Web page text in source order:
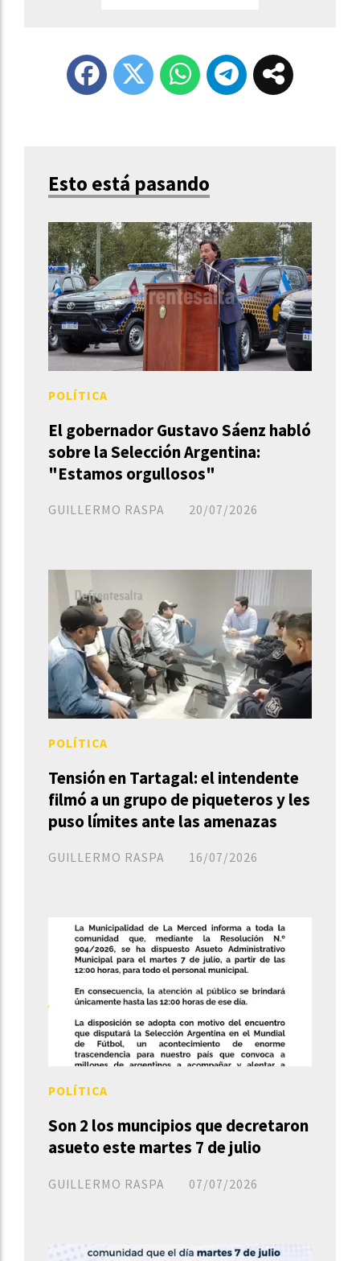
Esto está pasando
El gobernador Gustavo Sáenz habló
sobre la Selección Argentina:
"Estamos orgullosos"
GUILLERMO RASPA
POLÍTICA
20/07/2026
Tensión en Tartagal: el intendente
filmó a un grupo de piqueteros y les
puso límites ante las amenazas
GUILLERMO RASPA
POLÍTICA
16/07/2026
Son 2 los muncipios que decretaron
asueto este martes 7 de julio
GUILLERMO RASPA
POLÍTICA
07/07/2026